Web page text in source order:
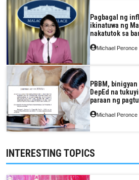
Pagbagal ng
ikinatuwa ng
nakatutok sa
pagkain,
Michael Peronce
PBBM,
DepEd na
paraan ng
Michael Peronce
INTERESTING TOPICS